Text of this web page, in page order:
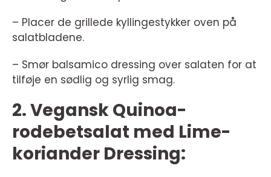
– Placer de grillede kyllingestykker oven på
salatbladene.
– Smør balsamico dressing over salaten for at
tilføje en sødlig og syrlig smag.
2. Vegansk Quinoa-
rodebetsalat med Lime-
koriander Dressing: